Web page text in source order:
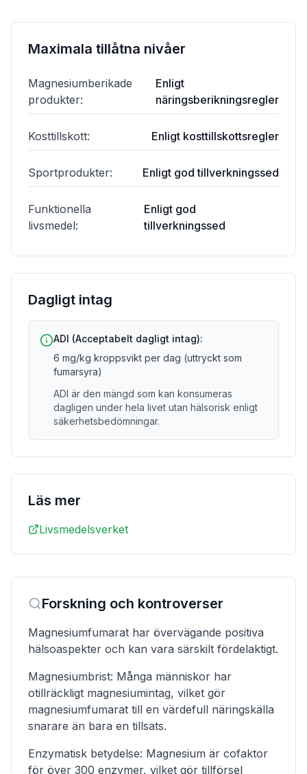
Maximala tillåtna nivåer
Magnesiumberikade
produkter:
Enligt
näringsberikningsregler
Kosttillskott: Enligt kosttillskottsregler
Sportprodukter: Enligt god tillverkningssed
Funktionella
livsmedel:
Enligt god
tillverkningssed
Dagligt intag
ADI (Acceptabelt dagligt intag):
6 mg/kg kroppsvikt per dag (uttryckt som
fumarsyra)
ADI är den mängd som kan konsumeras
dagligen under hela livet utan hälsorisk enligt
säkerhetsbedömningar.
Läs mer
Livsmedelsverket
Forskning och kontroverser
Magnesiumfumarat har övervägande positiva
hälsoaspekter och kan vara särskilt fördelaktigt.
Magnesiumbrist: Många människor har
otillräckligt magnesiumintag, vilket gör
magnesiumfumarat till en värdefull näringskälla
snarare än bara en tillsats.
Enzymatisk betydelse: Magnesium är cofaktor
för över 300 enzymer, vilket gör tillförsel